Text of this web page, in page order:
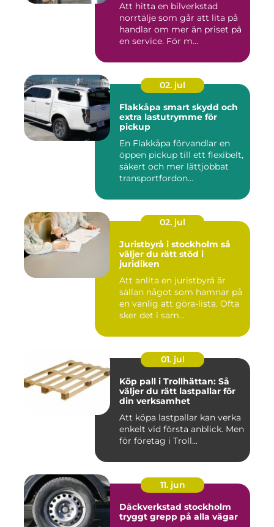
Att hitta en bilverkstad
norrtälje som går att lita på
handlar om mer än priset på
en service. För m...
02. jul
Flakkåpa smart skydd och
extra lastutrymme för
pickup
En Flakkåpa förvandlar en
öppen pickup till ett flexibelt,
säkert och mer lättjobbat
transportfordon...
02. jul
Juristbyrå i stockholm så
väljer du rätt stöd i
juridiken
Att anlita en juristbyrå är
sällan något som hamnar på
en vanlig att göra-lista. Ofta
sker det i sam...
01. jul
Köp pall i Trollhättan: Så
väljer du rätt lastpallar för
din verksamhet
Att köpa lastpallar kan verka
enkelt vid första anblick. Men
för företag i Troll...
11. jun
Däckverkstad stockholm
tryggt grepp på alla vägar